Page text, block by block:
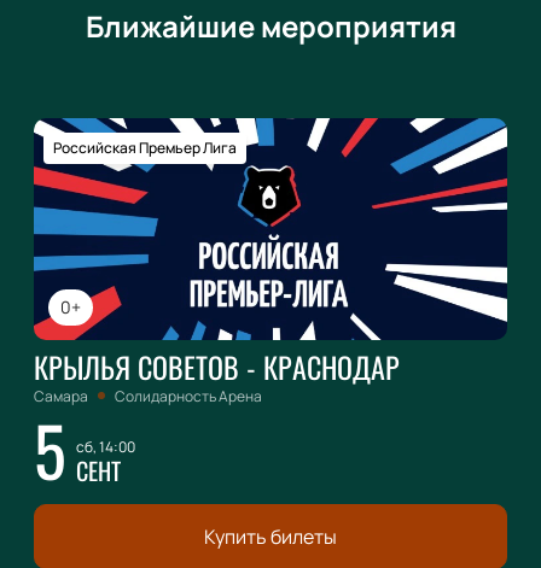
Ближайшие мероприятия
0+
Российская Премьер Лига
КРЫЛЬЯ СОВЕТОВ - КРАСНОДАР
Самара Солидарность Арена
5 сб, 14:00
СЕНТ
Купить билеты